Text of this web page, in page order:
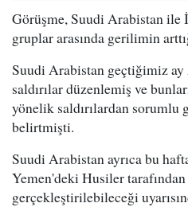
Görüşme, Suudi Arabistan ile
gruplar arasında gerilimin
Suudi Arabistan geçtiğimiz
saldırılar düzenlemiş ve
yönelik saldırılardan sorumlu
belirtmişti.
Suudi Arabistan ayrıca bu
Yemen'deki Husiler tarafından
gerçekleştirilebileceği